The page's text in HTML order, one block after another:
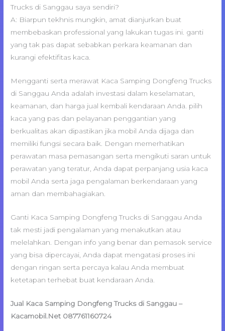
Trucks di Sanggau saya sendiri?
A: Biarpun tekhnis mungkin, amat dianjurkan buat
membebaskan professional yang lakukan tugas ini. ganti
yang tak pas dapat sebabkan perkara keamanan dan
kurangi efektifitas kaca.
Mengganti serta merawat Kaca Samping Dongfeng Trucks
di Sanggau Anda adalah investasi dalam keselamatan,
keamanan, dan harga jual kembali kendaraan Anda. pilih
kaca yang pas dan pelayanan penggantian yang
berkualitas akan dipastikan jika mobil Anda dijaga dan
memiliki fungsi secara baik. Dengan memerhatikan
perawatan masa pemasangan serta mengikuti saran untuk
perawatan yang teratur, Anda dapat perpanjang usia kaca
mobil Anda serta jaga pengalaman berkendaraan yang
aman dan membahagiakan.
Ganti Kaca Samping Dongfeng Trucks di Sanggau Anda
tak mesti jadi pengalaman yang menakutkan atau
melelahkan. Dengan info yang benar dan pemasok service
yang bisa dipercayai, Anda dapat mengatasi proses ini
dengan ringan serta percaya kalau Anda membuat
ketetapan terhebat buat kendaraan Anda.
Jual Kaca Samping Dongfeng Trucks di Sanggau –
Kacamobil.Net 087761160724